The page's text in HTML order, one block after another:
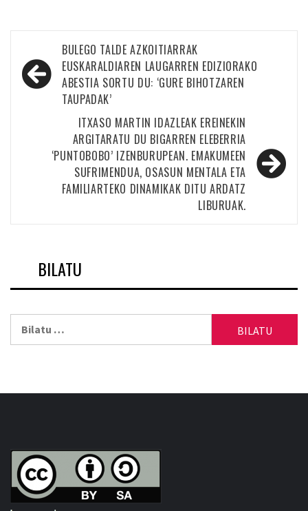
Bidalketetan
zehar
nabigatu
BULEGO TALDE AZKOITIARRAK
EUSKARALDIAREN LAUGARREN EDIZIORAKO
ABESTIA SORTU DU: ‘GURE BIHOTZAREN
TAUPADAK’
ITXASO MARTIN IDAZLEAK EREINEKIN
ARGITARATU DU BIGARREN ELEBERRIA
‘PUNTOBOBO’ IZENBURUPEAN. EMAKUMEEN
SUFRIMENDUA, OSASUN MENTALA ETA
FAMILIARTEKO DINAMIKAK DITU ARDATZ
LIBURUAK.
BILATU